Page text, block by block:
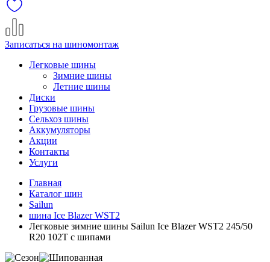
Записаться на шиномонтаж
Легковые шины
Зимние шины
Летние шины
Диски
Грузовые шины
Сельхоз шины
Аккумуляторы
Акции
Контакты
Услуги
Главная
Каталог шин
Sailun
шина Ice Blazer WST2
Легковые зимние шины Sailun Ice Blazer WST2 245/50
R20 102T с шипами